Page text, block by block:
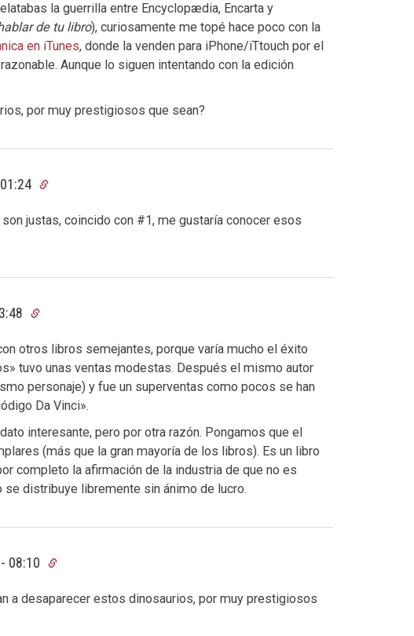
la guerrilla entre Encyclopædia, Encarta y
de tu libro), curiosamente me topé hace poco con la
en iTunes, donde la venden para iPhone/iTtouch por el
Aunque lo siguen intentando con la edición
por muy prestigiosos que sean?
justas, coincido con #1, me gustaría conocer esos
otros libros semejantes, porque varía mucho el éxito
tuvo unas ventas modestas. Después el mismo autor
personaje) y fue un superventas como pocos se han
Da Vinci».
interesante, pero por otra razón. Pongamos que el
(más que la gran mayoría de los libros). Es un libro
completo la afirmación de la industria de que no es
distribuye libremente sin ánimo de lucro.
08:10
a desaparecer estos dinosaurios, por muy prestigiosos